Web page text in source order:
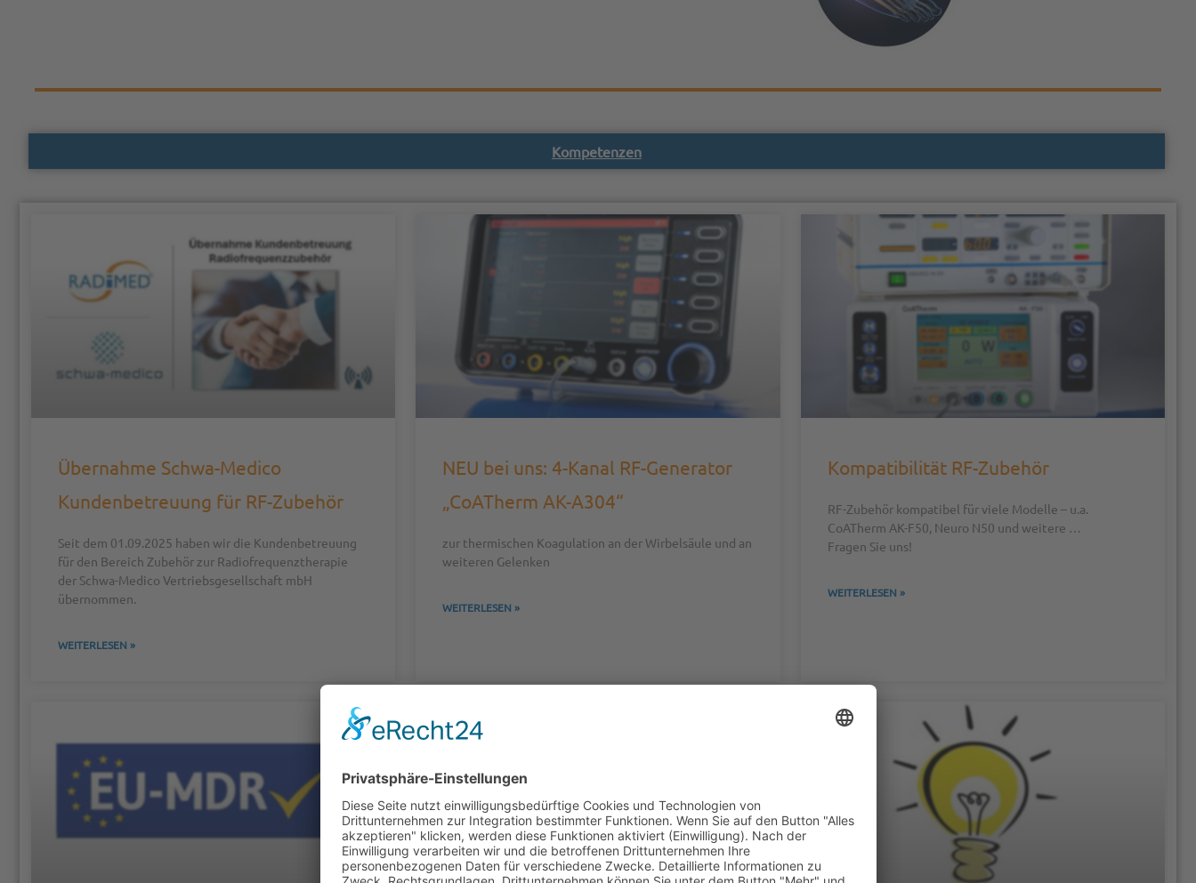
Kompetenzen
Übernahme Schwa-Medico
Kundenbetreuung für RF-Zubehör
Seit dem 01.09.2025 haben wir die Kundenbetreuung
für den Bereich Zubehör zur Radiofrequenztherapie
der Schwa-Medico Vertriebsgesellschaft mbH
übernommen.
WEITERLESEN »
NEU bei uns: 4-Kanal RF-Generator
„CoATherm AK-A304“
zur thermischen Koagulation an der Wirbelsäule und an
weiteren Gelenken
WEITERLESEN »
Kompatibilität RF-Zubehör
RF-Zubehör kompatibel für viele Modelle – u.a.
CoATherm AK-F50, Neuro N50 und weitere …
Fragen Sie uns!
WEITERLESEN »